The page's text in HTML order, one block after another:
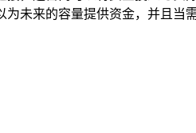
未来的容量提供资金，并且当